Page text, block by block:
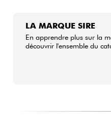
LA MARQUE SIRE
En apprendre plus sur la
découvrir l'ensemble du